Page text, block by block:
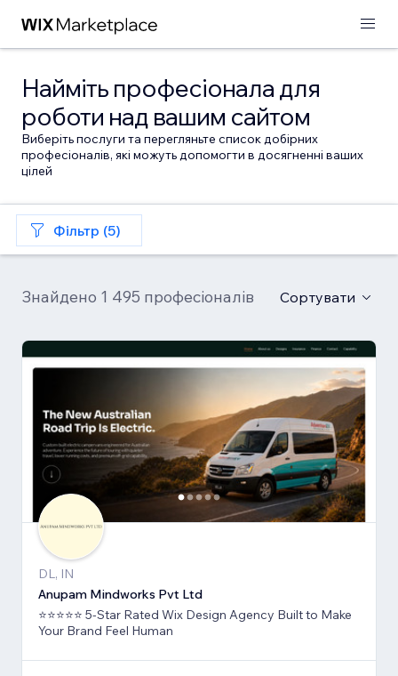
Найміть професіонала для
роботи над вашим сайтом
Виберіть послуги та перегляньте список добірних
професіоналів, які можуть допомогти в досягненні ваших
цілей
Фільтр (5)
Знайдено 1 495 професіоналів Сортувати
DL, IN
Anupam Mindworks Pvt Ltd
⭐⭐⭐⭐⭐ 5-Star Rated Wix Design Agency Built to Make
Your Brand Feel Human